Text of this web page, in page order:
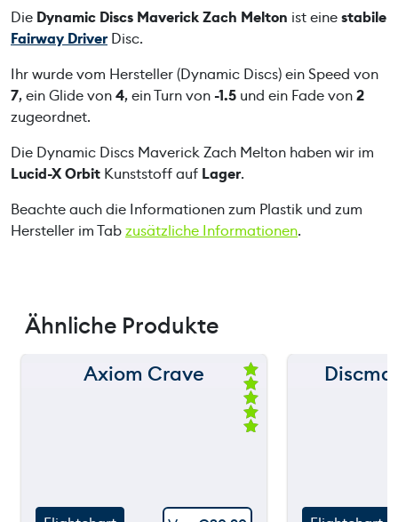
s
M
a
v
e
i
c
Z
a
e
Die Dynamic Discs Maverick Zach Melton ist einestabile
Fairway DriverDisc.
Ihr wurde vom Hersteller (Dynamic Discs) ein Speed von
7, ein Glide von4, ein Turn von-1.5 und ein Fade von2
zugeordnet.
Die Dynamic Discs Maverick Zach Melton haben wir im
Lucid-X Orbit Kunststoff auf Lager.
Beachte auch die Informationen zum Plastik und zum
Hersteller im Tabzusätzliche Informationen.
Ähnliche Produkte
150 mAxiom Crave
Be
we
rte
t
150 m